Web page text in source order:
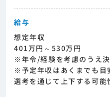
給与
想定年収
401万円～530万円
※年令/経験を考慮のうえ
※予定年収はあくまでも目
選考を通じて上下する可能